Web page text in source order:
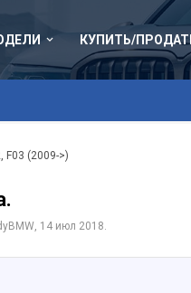
КУПИТЬ/
F03 (2009->)
, 14 июл 2018.